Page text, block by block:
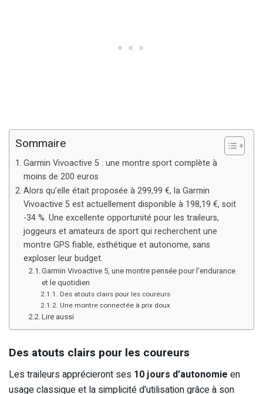
Sommaire
Garmin Vivoactive 5 : une montre sport complète à
moins de 200 euros
Alors qu’elle était proposée à 299,99 €, la Garmin
Vivoactive 5 est actuellement disponible à 198,19 €, soit
-34 %. Une excellente opportunité pour les traileurs,
joggeurs et amateurs de sport qui recherchent une
montre GPS fiable, esthétique et autonome, sans
exploser leur budget.
Garmin Vivoactive 5, une montre pensée pour l’endurance
et le quotidien
Des atouts clairs pour les coureurs
Une montre connectée à prix doux
Lire aussi
Des atouts clairs pour les coureurs
Les traileurs apprécieront ses 10 jours d’autonomie en
usage classique et la simplicité d’utilisation grâce à son